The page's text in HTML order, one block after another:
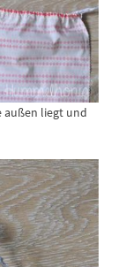
außen liegt und